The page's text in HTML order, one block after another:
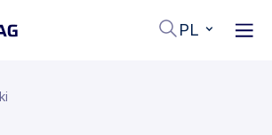
PL